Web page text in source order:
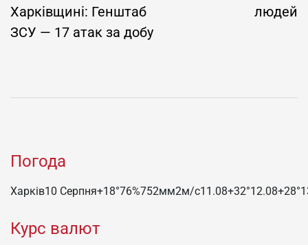
Харківщині: Генштаб
ЗСУ — 17 атак за добу
людей
Погода
Харків10 Серпня+18°76%752мм2м/c11.08+32°12.08+28°
Курс валют